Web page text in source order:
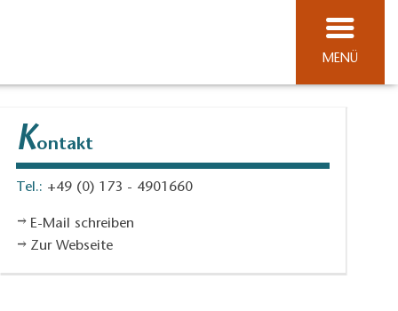
MENÜ
Kontakt
Tel.: +49 (0) 173 - 4901660
E-Mail schreiben
Zur Webseite